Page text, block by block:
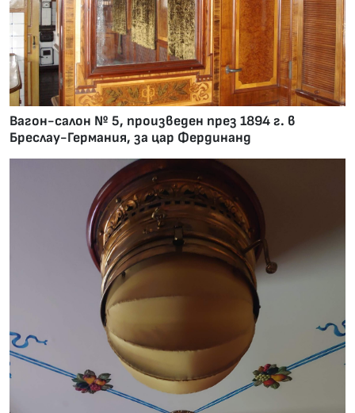
Вагон-салон № 5, произведен през 1894 г. в
Бреслау-Германия, за цар Фердинанд